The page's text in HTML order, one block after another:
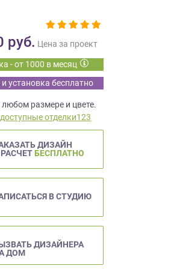
руб. Цена за проект
- от 1000 в месяц
установка бесплатно
размере и цвете.
отделки123
ДИЗАЙН
БЕСПЛАТНО
В СТУДИЮ
ДИЗАЙНЕРА
ДОМ